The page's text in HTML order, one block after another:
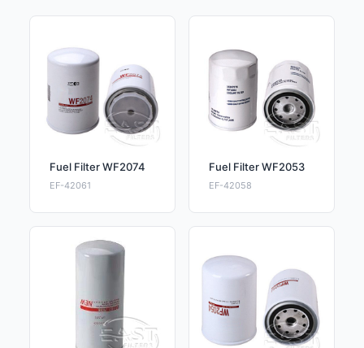
Fuel Filter WF2074
EF-42061
Fuel Filter WF2053
EF-42058